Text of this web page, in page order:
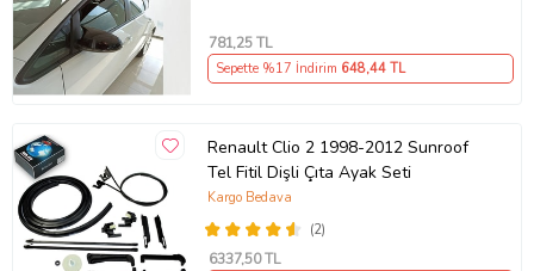
781,25 TL
Sepette %17 İndirim 648,44 TL
Renault Clio 2 1998-2012 Sunroof
Tel Fitil Dişli Çıta Ayak Seti
(2)
Kargo Bedava
6337,50 TL